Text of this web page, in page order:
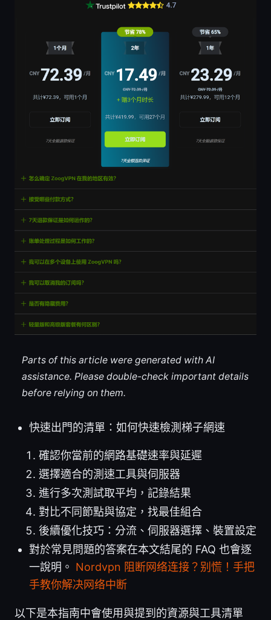
Parts of this article were generated with AI
assistance. Please double-check important details
before relying on them.
快速出門的清單：如何快速檢測梯子網速
確認你當前的網路基礎速率與延遲
選擇適合的測速工具與伺服器
進行多次測試取平均，記錄結果
對比不同節點與協定，找最佳組合
後續優化技巧：分流、伺服器選擇、裝置設定
對於常見問題的答案在本文結尾的 FAQ 也會逐
一說明。 Nordvpn 阻断网络连接？别慌！手把
手教你解决网络中断
以下是本指南中會使用與提到的資源與工具清單